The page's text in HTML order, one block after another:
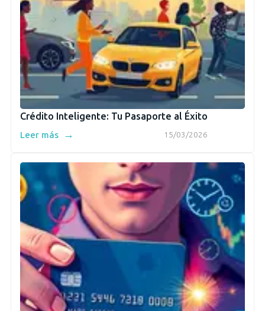
Crédito Inteligente: Tu Pasaporte al Éxito
15/03/2026
Leer más →